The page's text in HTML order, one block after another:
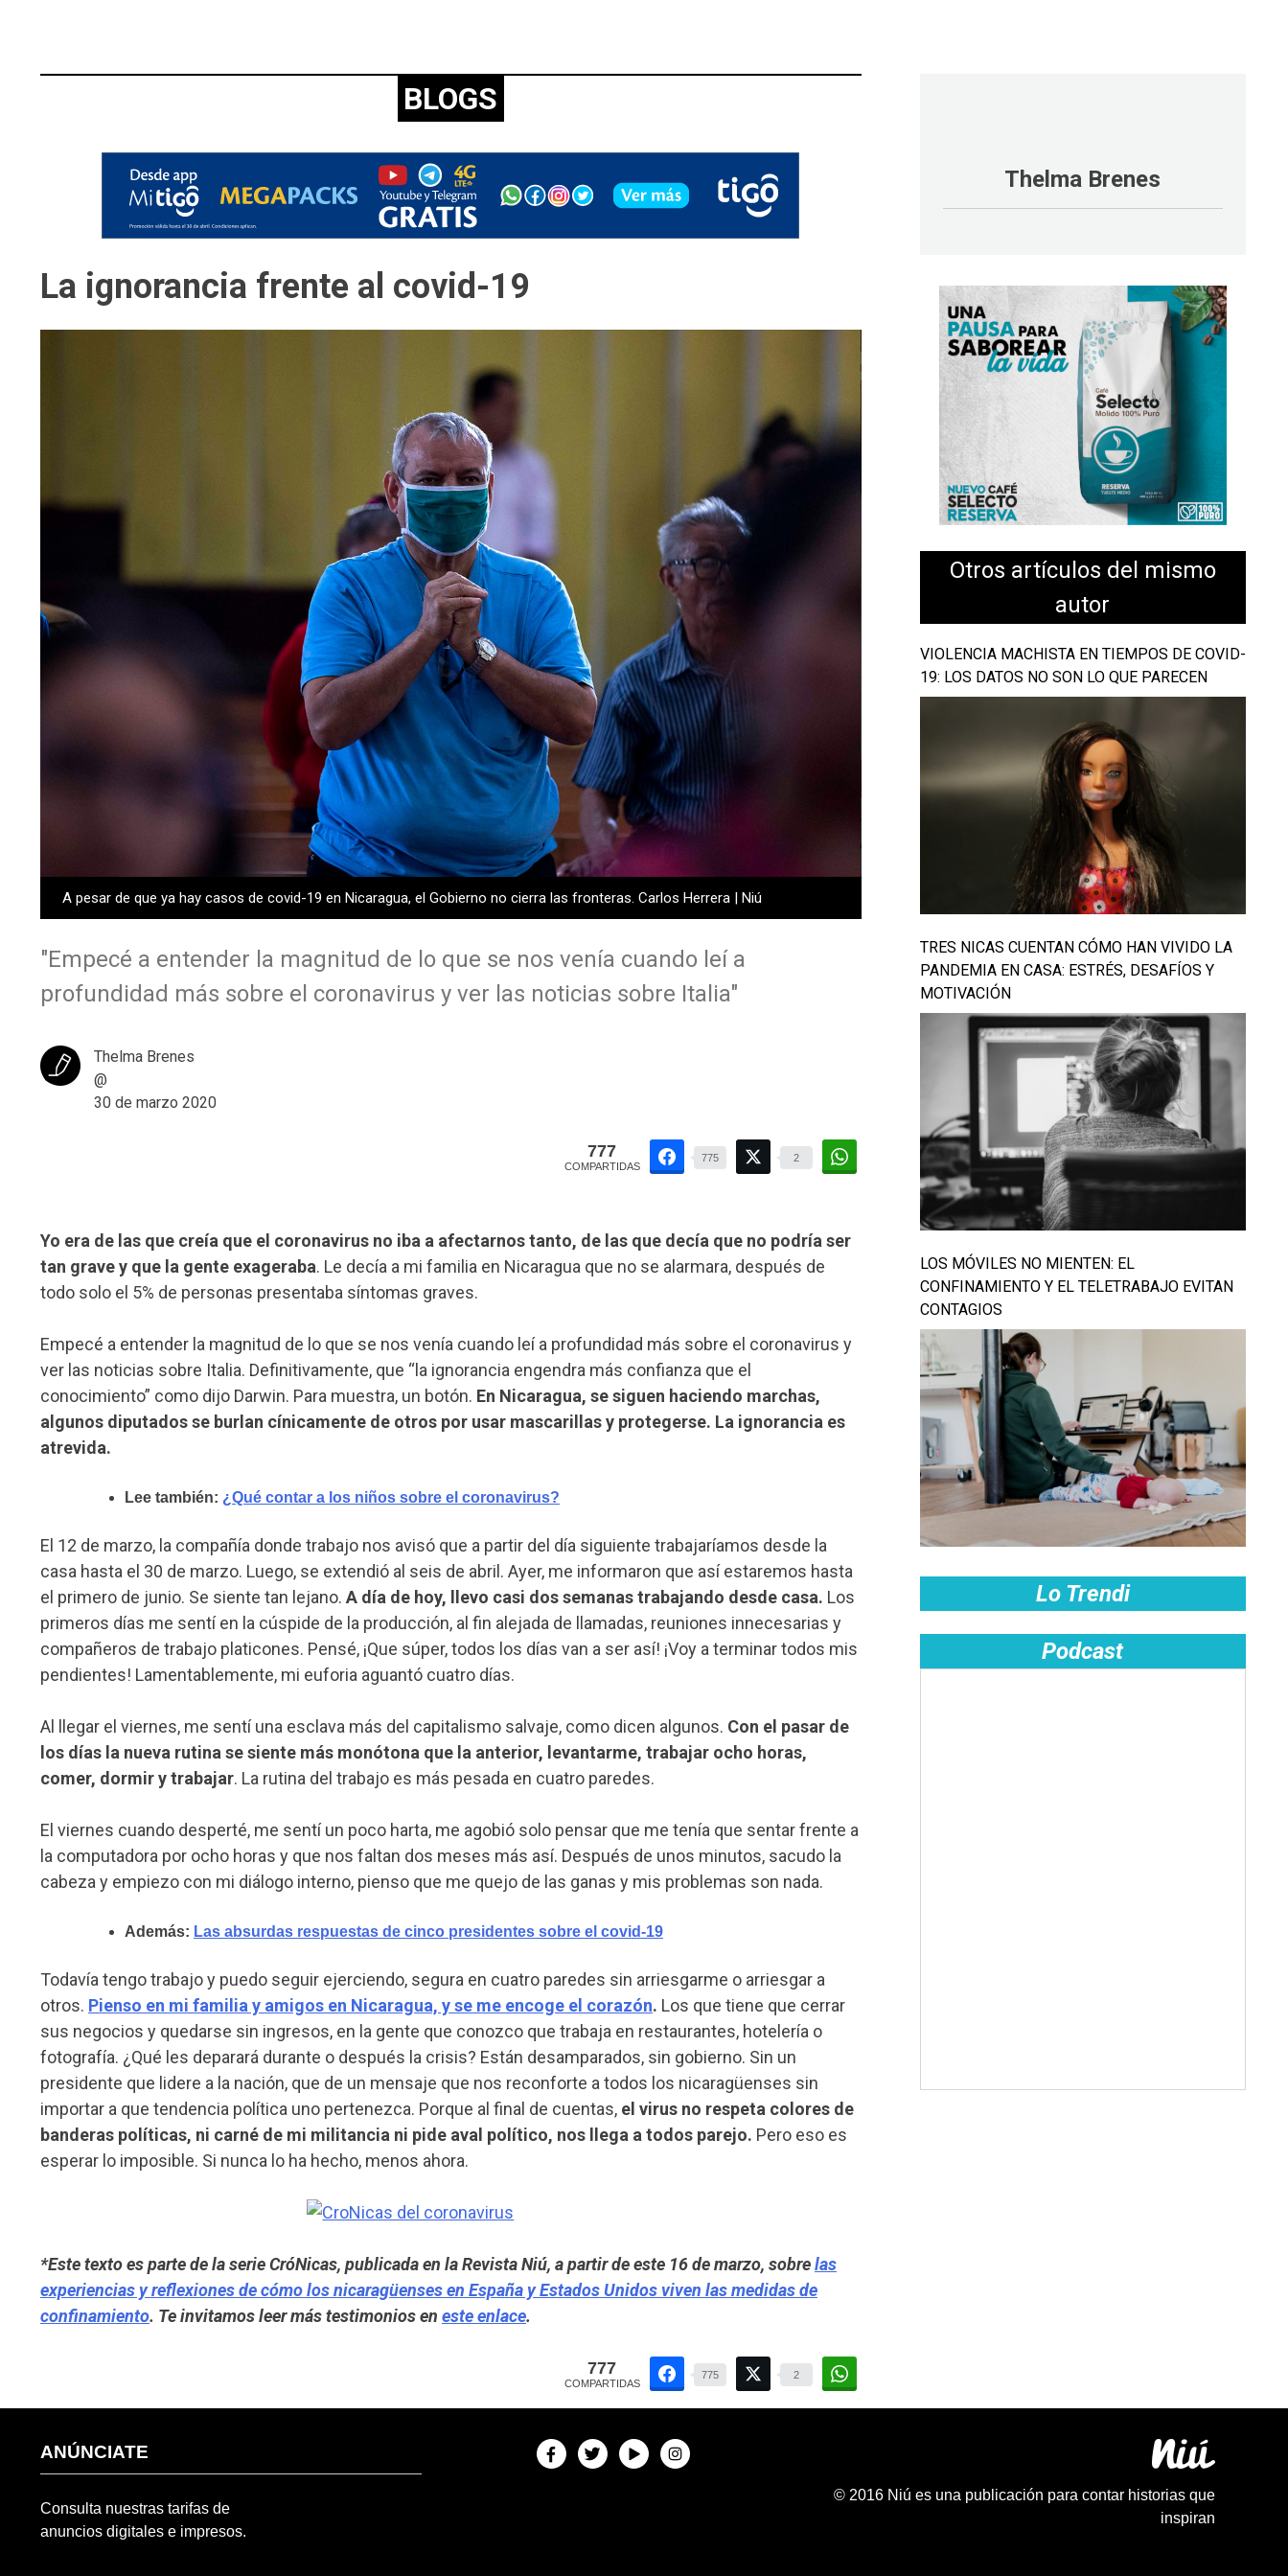
BLOGS
La ignorancia frente al covid-19
A pesar de que ya hay casos de covid-19 en Nicaragua, el Gobierno no cierra las fronteras. Carlos Herrera | Niú
"Empecé a entender la magnitud de lo que se nos venía cuando leí a
profundidad más sobre el coronavirus y ver las noticias sobre Italia"
Thelma Brenes
@
30 de marzo 2020
777
COMPARTIDAS
775 2
Yo era de las que creía que el coronavirus no iba a afectarnos tanto, de las que decía que no podría ser
tan grave y que la gente exageraba. Le decía a mi familia en Nicaragua que no se alarmara, después de
todo solo el 5% de personas presentaba síntomas graves.
Empecé a entender la magnitud de lo que se nos venía cuando leí a profundidad más sobre el coronavirus y
ver las noticias sobre Italia. Definitivamente, que “la ignorancia engendra más confianza que el
conocimiento” como dijo Darwin. Para muestra, un botón. En Nicaragua, se siguen haciendo marchas,
algunos diputados se burlan cínicamente de otros por usar mascarillas y protegerse. La ignorancia es
atrevida.
Lee también: ¿Qué contar a los niños sobre el coronavirus?
El 12 de marzo, la compañía donde trabajo nos avisó que a partir del día siguiente trabajaríamos desde la
casa hasta el 30 de marzo. Luego, se extendió al seis de abril. Ayer, me informaron que así estaremos hasta
el primero de junio. Se siente tan lejano. A día de hoy, llevo casi dos semanas trabajando desde casa. Los
primeros días me sentí en la cúspide de la producción, al fin alejada de llamadas, reuniones innecesarias y
compañeros de trabajo platicones. Pensé, ¡Que súper, todos los días van a ser así! ¡Voy a terminar todos mis
pendientes! Lamentablemente, mi euforia aguantó cuatro días.
Al llegar el viernes, me sentí una esclava más del capitalismo salvaje, como dicen algunos. Con el pasar de
los días la nueva rutina se siente más monótona que la anterior, levantarme, trabajar ocho horas,
comer, dormir y trabajar. La rutina del trabajo es más pesada en cuatro paredes.
El viernes cuando desperté, me sentí un poco harta, me agobió solo pensar que me tenía que sentar frente a
la computadora por ocho horas y que nos faltan dos meses más así. Después de unos minutos, sacudo la
cabeza y empiezo con mi diálogo interno, pienso que me quejo de las ganas y mis problemas son nada.
Además: Las absurdas respuestas de cinco presidentes sobre el covid-19
Todavía tengo trabajo y puedo seguir ejerciendo, segura en cuatro paredes sin arriesgarme o arriesgar a
otros. Pienso en mi familia y amigos en Nicaragua, y se me encoge el corazón. Los que tiene que cerrar
sus negocios y quedarse sin ingresos, en la gente que conozco que trabaja en restaurantes, hotelería o
fotografía. ¿Qué les deparará durante o después la crisis? Están desamparados, sin gobierno. Sin un
presidente que lidere a la nación, que de un mensaje que nos reconforte a todos los nicaragüenses sin
importar a que tendencia política uno pertenezca. Porque al final de cuentas, el virus no respeta colores de
banderas políticas, ni carné de mi militancia ni pide aval político, nos llega a todos parejo. Pero eso es
esperar lo imposible. Si nunca lo ha hecho, menos ahora.
*Este texto es parte de laserie CróNicas, publicada en laRevista Niú, a partir de este 16 de marzo, sobrelas
experiencias y reflexiones de cómo los nicaragüenses en España y Estados Unidos viven las medidas de
confinamiento. Te invitamos leer más testimonios en este enlace.
777
COMPARTIDAS
775 2
Thelma Brenes
Otros artículos del mismo
autor
VIOLENCIA MACHISTA EN TIEMPOS DE COVID-
19: LOS DATOS NO SON LO QUE PARECEN
TRES NICAS CUENTAN CÓMO HAN VIVIDO LA
PANDEMIA EN CASA: ESTRÉS, DESAFÍOS Y
MOTIVACIÓN
LOS MÓVILES NO MIENTEN: EL
CONFINAMIENTO Y EL TELETRABAJO EVITAN
CONTAGIOS
Lo Trendi
Podcast
ANÚNCIATE
Consulta nuestras tarifas de
anuncios digitales e impresos.
© 2016 Niú es una publicación para contar historias que
inspiran